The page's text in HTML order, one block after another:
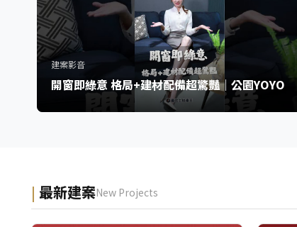
建案影音
開窗即綠意 格局+建材配備超驚豔｜公園YOYO
最新建案New Projects